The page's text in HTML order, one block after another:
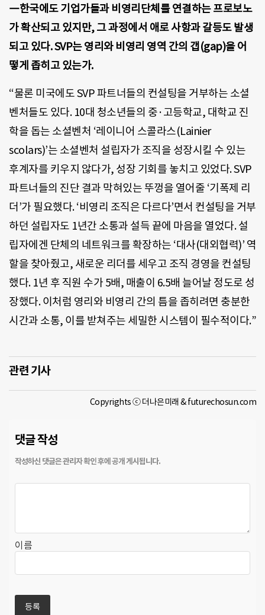
―한국에도 기업가들과 비영리단체를 연결하는 프로보노
가 확산되고 있지만, 그 과정에서 애로 사항과 갈등도 발생
되고 있다. SVP는 영리와 비영리 영역 간의 갭(gap)을 어
떻게 좁히고 있는가.
“물론 미국에도 SVP 파트너들의 컨설팅을 거부하는 소셜
벤처들도 있다. 10대 청소년들의 중·고등학교, 대학교 진
학을 돕는 소셜벤처 ‘레이니어 스콜라스(Lainier
scolars)’는 소셜벤처 설립자가 조직을 성장시킬 수 있는
후계자를 키우지 않다가, 성장 기회를 놓치고 있었다. SVP
파트너들의 진단 결과 막혀있는 뚜껑을 열어줄 ‘기폭제 리
더’가 필요했다. ‘비영리 조직은 다르다’면서 컨설팅을 거부
하던 설립자도 1년간 소통과 설득 끝에 마음을 열었다. 설
립자에겐 단체의 네트워크를 확장하는 ‘대사(대외협력)’ 역
할을 찾아줬고, 새로운 리더를 세우고 조직 경영을 컨설팅
했다. 1년 후 직원 수가 5배, 매출이 6.5배 늘어날 정도로 성
장했다. 이처럼 영리와 비영리 간의 틈을 좁히려면 충분한
시간과 소통, 이를 받쳐주는 세밀한 시스템이 필수적이다.”
관련 기사
Copyrights ⓒ 더나은미래 & futurechosun.com
댓글 작성
이름